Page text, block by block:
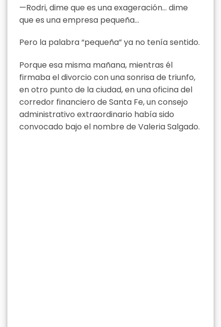
—Rodri, dime que es una exageración… dime
que es una empresa pequeña…
Pero la palabra “pequeña” ya no tenía sentido.
Porque esa misma mañana, mientras él
firmaba el divorcio con una sonrisa de triunfo,
en otro punto de la ciudad, en una oficina del
corredor financiero de Santa Fe, un consejo
administrativo extraordinario había sido
convocado bajo el nombre de Valeria Salgado.